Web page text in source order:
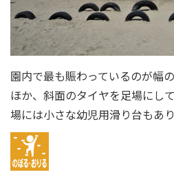
園内で最も賑わっているのが幅
ほか、斜面のタイヤを足場にし
場には小さな幼児用滑り台もあり